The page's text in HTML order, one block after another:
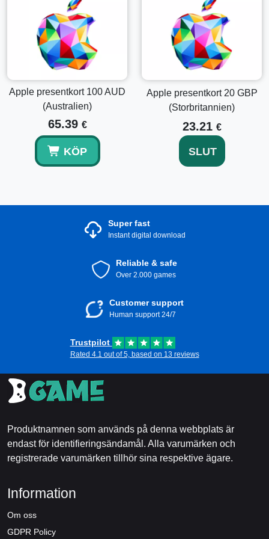
Apple presentkort 100 AUD
(Australien)
65.39 €
KÖP
Apple presentkort 20 GBP
(Storbritannien)
23.21 €
SLUT
Super fast
Instant digital download
Reliable & safe
Over 2.000 games
Customer support
Human support 24/7
Trustpilot
Rated 4.1 out of 5, based on 13 reviews
Produktnamnen som används på denna webbplats är
endast för identifieringsändamål. Alla varumärken och
registrerade varumärken tillhör sina respektive ägare.
Information
Om oss
GDPR Policy